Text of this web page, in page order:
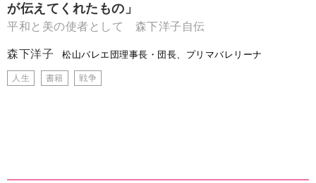
が伝えてくれたもの」
平和と美の使者として 森下洋子自伝
森下洋子 松山バレエ団理事長・団長、プリマバレリーナ
人生 書籍 戦争